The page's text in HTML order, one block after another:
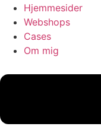
Hjemmesider
Webshops
Cases
Om mig